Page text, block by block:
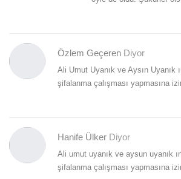
Özlem Geçeren Diyor
Ali Umut Uyanık ve Aysın Uyanık
şifalanma çalışması yapmasına
Hanife Ülker Diyor
Ali umut uyanık ve aysun uyanık
şifalanma çalışması yapmasına